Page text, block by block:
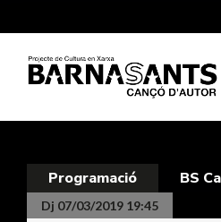
Programació BS
Dj 07/03/2019 19:45